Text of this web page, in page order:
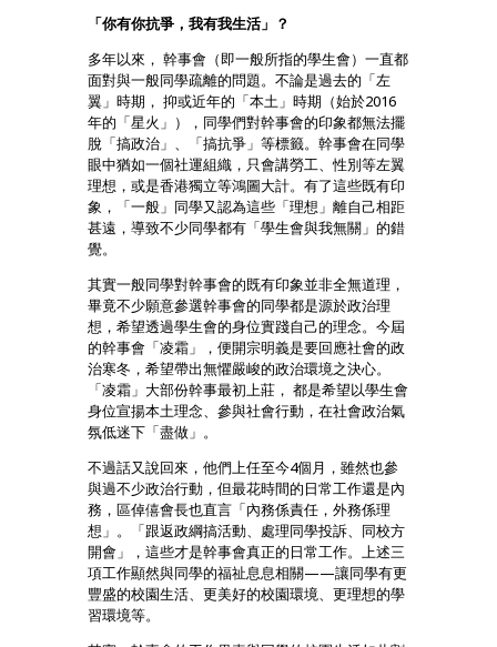
「你有你抗爭，我有我生活」？
多年以來， 幹事會（即一般所指的學生會）一直都
面對與一般同學疏離的問題。不論是過去的「左
翼」時期， 抑或近年的「本土」時期（始於2016
年的「星火」），同學們對幹事會的印象都無法擺
脫「搞政治」、「搞抗爭」等標籤。幹事會在同學
眼中猶如一個社運組織，只會講勞工、性別等左翼
理想，或是香港獨立等鴻圖大計。有了這些既有印
象，「一般」同學又認為這些「理想」離自己相距
甚遠，導致不少同學都有「學生會與我無關」的錯
覺。
其實一般同學對幹事會的既有印象並非全無道理，
畢竟不少願意參選幹事會的同學都是源於政治理
想，希望透過學生會的身位實踐自己的理念。今屆
的幹事會「凌霜」，便開宗明義是要回應社會的政
治寒冬，希望帶出無懼嚴峻的政治環境之決心。
「凌霜」大部份幹事最初上莊， 都是希望以學生會
身位宣揚本土理念、參與社會行動，在社會政治氣
氛低迷下「盡做」。
不過話又說回來，他們上任至今4個月，雖然也參
與過不少政治行動，但最花時間的日常工作還是內
務，區倬僖會長也直言「內務係責任，外務係理
想」。「跟返政綱搞活動、處理同學投訴、同校方
開會」，這些才是幹事會真正的日常工作。上述三
項工作顯然與同學的福祉息息相關——讓同學有更
豐盛的校園生活、更美好的校園環境、更理想的學
習環境等。